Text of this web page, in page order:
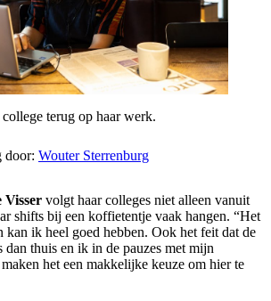
terug op haar werk.
door: Wouter Sterrenburg
Visser volgt haar colleges niet alleen vanuit
shifts bij een koffietentje vaak hangen. “Het
kan ik heel goed hebben. Ook het feit dat de
thuis en ik in de pauzes met mijn
het een makkelijke keuze om hier te